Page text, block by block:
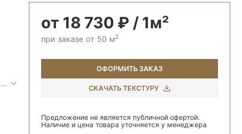
от 18 730 ₽ / 1м²
при заказе от 50 м2
ОФОРМИТЬ ЗАКАЗ
СКАЧАТЬ ТЕКСТУРУ
Предложение не является публичной офертой.
Наличие и цена товара уточняется у менеджера